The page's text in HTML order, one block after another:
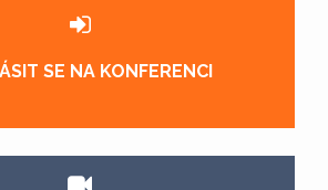
SE NA KONFERENCI